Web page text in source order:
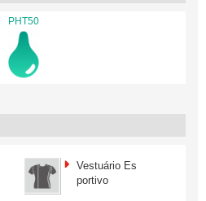
PHT50
Vestuário Es
portivo